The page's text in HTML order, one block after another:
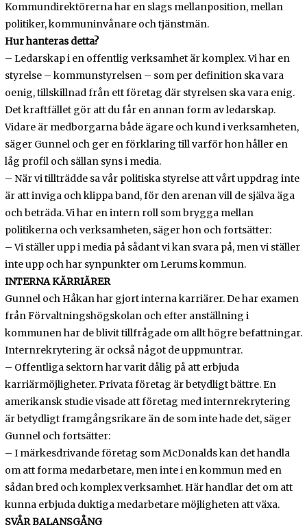
Kommundirektörerna har en slags mellanposition, mellan
politiker, kommuninvånare och tjänstmän.
Hur hanteras detta?
– Ledarskap i en offentlig verksamhet är komplex. Vi har en
styrelse – kommunstyrelsen – som per definition ska vara
oenig, tillskillnad från ett företag där styrelsen ska vara enig.
Det kraftfället gör att du får en annan form av ledarskap.
Vidare är medborgarna både ägare och kund i verksamheten,
säger Gunnel och ger en förklaring till varför hon håller en
låg profil och sällan syns i media.
– När vi tillträdde sa vår politiska styrelse att vårt uppdrag inte
är att inviga och klippa band, för den arenan vill de själva äga
och beträda. Vi har en intern roll som brygga mellan
politikerna och verksamheten, säger hon och fortsätter:
– Vi ställer upp i media på sådant vi kan svara på, men vi ställer
inte upp och har synpunkter om Lerums kommun.
INTERNA KÄRRIÄRER
Gunnel och Håkan har gjort interna karriärer. De har examen
från Förvaltningshögskolan och efter anställning i
kommunen har de blivit tillfrågade om allt högre befattningar.
Internrekrytering är också något de uppmuntrar.
– Offentliga sektorn har varit dålig på att erbjuda
karriärmöjligheter. Privata företag är betydligt bättre. En
amerikansk studie visade att företag med internrekrytering
är betydligt framgångsrikare än de som inte hade det, säger
Gunnel och fortsätter:
– I märkesdrivande företag som McDonalds kan det handla
om att forma medarbetare, men inte i en kommun med en
sådan bred och komplex verksamhet. Här handlar det om att
kunna erbjuda duktiga medarbetare möjligheten att växa.
SVÅR BALANSGÅNG